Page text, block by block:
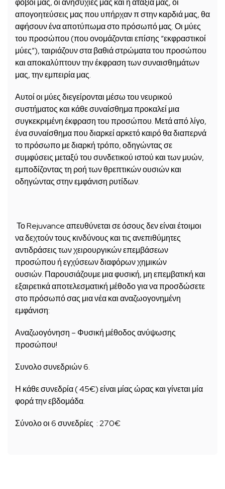
φόβοι μας, οι ανησυχίες μας και η αταξία μας, οι
απογοητεύσεις μας που υπήρχαν π στην καρδιά μας, θα
αφήσουν ένα αποτύπωμα στο πρόσωπό μας. Οι μύες
του προσώπου (που ονομάζονται επίσης “εκφραστικοί
μύες”), ταιριάζουν στα βαθιά στρώματα του προσώπου
και αποκαλύπτουν την έκφραση των συναισθημάτων
μας, την εμπειρία μας.
Αυτοί οι μύες διεγείρονται μέσω του νευρικού
συστήματος και κάθε συναίσθημα προκαλεί μια
συγκεκριμένη έκφραση του προσώπου. Μετά από λίγο,
ένα συναίσθημα που διαρκεί αρκετό καιρό θα διαπερνά
το πρόσωπο με διαρκή τρόπο, οδηγώντας σε
συμφύσεις μεταξύ του συνδετικού ιστού και των μυών,
εμποδίζοντας τη ροή των θρεπτικών ουσιών και
οδηγώντας στην εμφάνιση ρυτίδων.
Το Rejuvance απευθύνεται σε όσους δεν είναι έτοιμοι
να δεχτούν τους κινδύνους και τις ανεπιθύμητες
αντιδράσεις των χειρουργικών επεμβάσεων
προσώπου ή εγχύσεων διαφόρων χημικών
ουσιών. Παρουσιάζουμε μια φυσική, μη επεμβατική και
εξαιρετικά αποτελεσματική μέθοδο για να προσδώσετε
στο πρόσωπό σας μια νέα και αναζωογονημένη
εμφάνιση:
Αναζωογόνηση – Φυσική μέθοδος ανύψωσης
προσώπου!
Συνολο συνεδριών 6.
Η κάθε συνεδρία ( 45€) είναι μίας ώρας και γίνεται μία
φορά την εβδομάδα.
Σύνολο οι 6 συνεδρίες : 270€